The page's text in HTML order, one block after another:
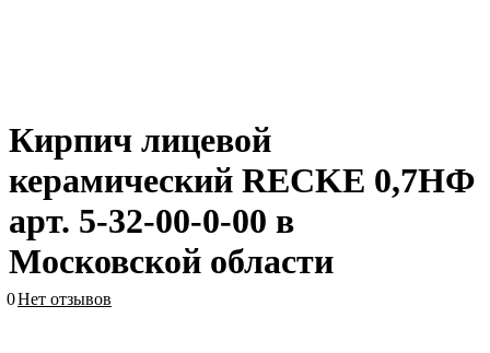
Кирпич лицевой
керамический RECKE 0,7НФ
арт. 5-32-00-0-00 в
Московской области
0Нет отзывов